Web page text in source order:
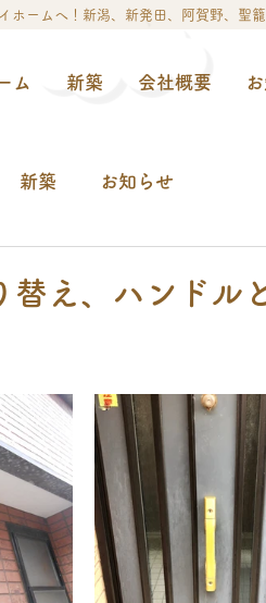
ホームへ​！新潟、新発田、阿賀野、聖
ム 新築 会社概要
新築 お知らせ
替え、ハンドル